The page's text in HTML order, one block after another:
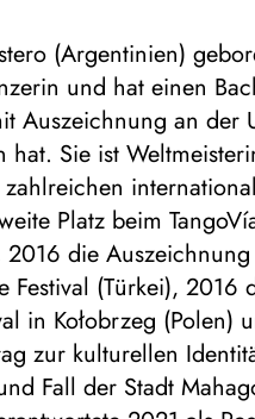
(Argentinien)
und hat einen
Auszeichnung an der
Sie ist
Platz beim
die
Festival (Türkei), 2016
in Kołobrzeg (Polen)
zur kulturellen
Fall der Stadt